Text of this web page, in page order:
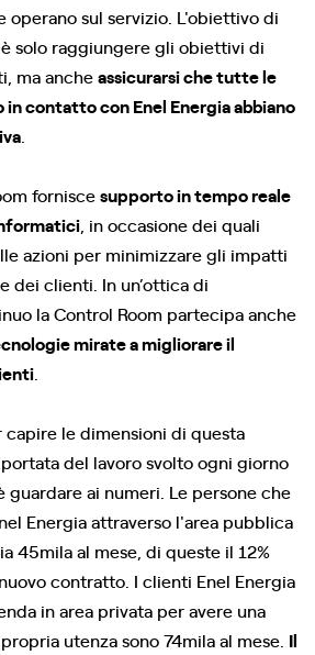
operano sul servizio. L'obiettivo di
solo raggiungere gli obiettivi di
ma ancheassicurarsi che tutte le
contatto con Enel Energia abbiano
forniscesupporto in tempo reale
, in occasione dei quali
azioni per minimizzare gli impatti
dei clienti. In un’ottica di
la Control Room partecipa anche
mirate a migliorare il
le dimensioni di questa
del lavoro svolto ogni giorno
guardare ai numeri. Le persone che
Energia attraverso l'area pubblica
45mila al mese, di queste il 12%
contratto. I clienti Enel Energia
in area privata per avere una
utenza sono 74mila al mese. Il